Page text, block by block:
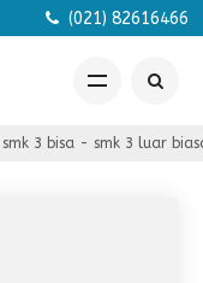
(021) 82616466
smk 3 bisa - smk 3 luar